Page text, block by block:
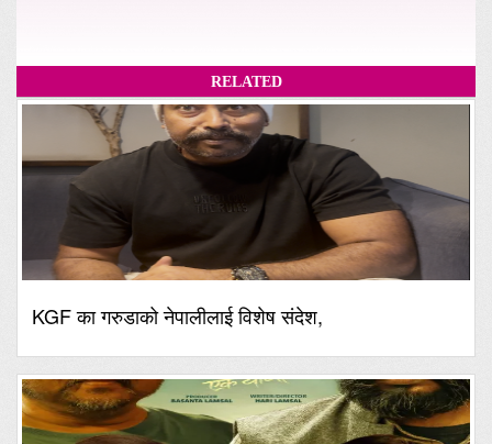
RELATED
KGF का गरुडाको नेपालीलाई विशेष संदेश,